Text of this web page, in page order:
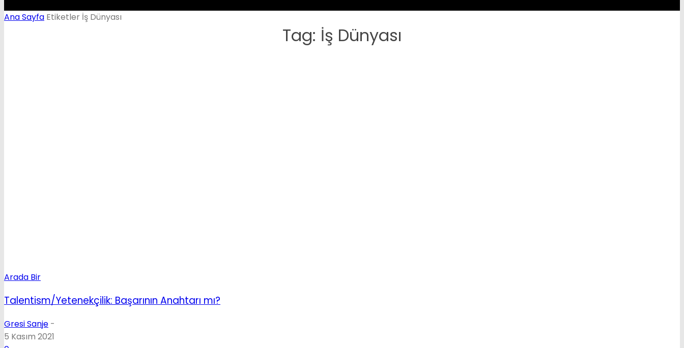
Ana Sayfa Etiketler İş Dünyası
Tag: İş Dünyası
Arada Bir
Talentism/Yetenekçilik: Başarının Anahtarı mı?
Gresi Sanje -
5 Kasım 2021